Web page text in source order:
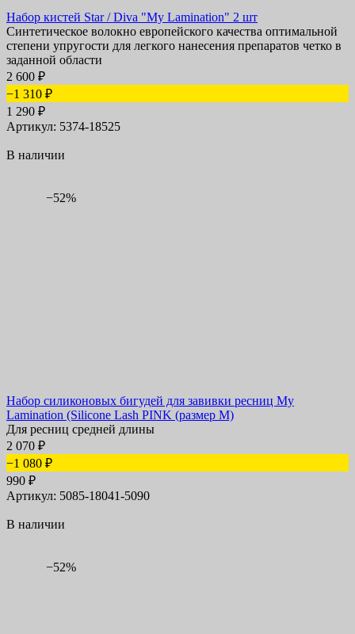
Набор кистей Star / Diva "My Lamination" 2 шт
Синтетическое волокно европейского качества оптимальной
степени упругости для легкого нанесения препаратов четко в
заданной области
2 600 ₽
−1 310 ₽
1 290 ₽
Артикул: 5374-18525
В наличии
−52%
Набор силиконовых бигудей для завивки ресниц My
Lamination (Silicone Lash PINK (размер M)
Для ресниц средней длины
2 070 ₽
−1 080 ₽
990 ₽
Артикул: 5085-18041-5090
В наличии
−52%